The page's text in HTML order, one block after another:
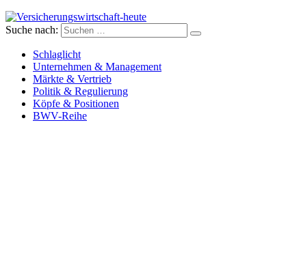
Versicherungswirtschaft-heute
Suche nach:
Schlaglicht
Unternehmen & Management
Märkte & Vertrieb
Politik & Regulierung
Köpfe & Positionen
BWV-Reihe